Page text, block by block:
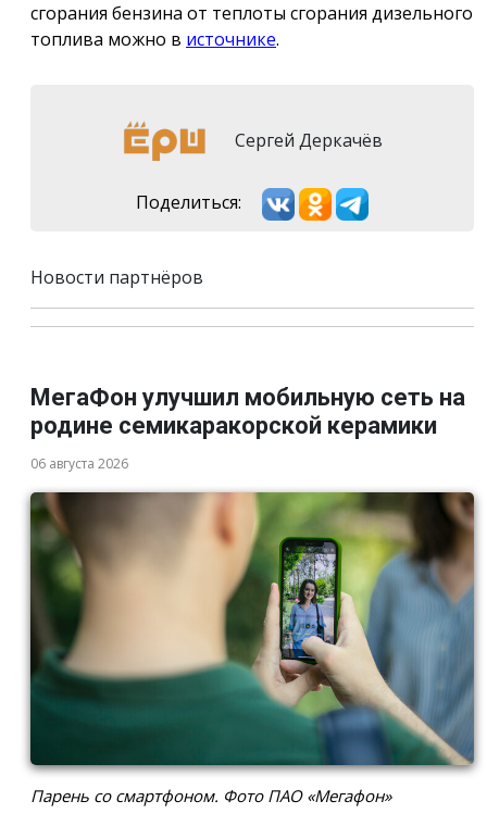
сгорания бензина от теплоты сгорания дизельного
топлива можно в источнике.
Сергей Деркачёв
Поделиться:
Новости партнёров
МегаФон улучшил мобильную сеть на
родине семикаракорской керамики
06 августа 2026
Парень со смартфоном. Фото ПАО «Мегафон»